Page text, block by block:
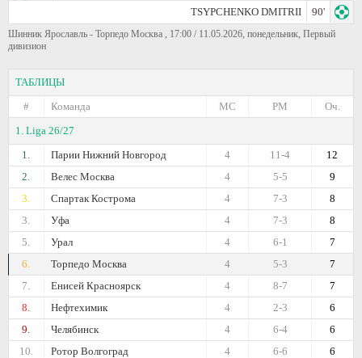
TSYPCHENKO DMITRII
90'
Шинник Ярославль - Торпедо Москва , 17:00 / 11.05.2026, понедельник, Первый
дивизион
ТАБЛИЦЫ
#
Команда Оч.
РМ
МС
1. Liga 26/27
1.
Парии Нижний Новгород 12
11-4
4
2.
Велес Москва 9
5-5
4
3.
Спартак Кострома 8
7-3
4
3.
Уфа 8
7-3
4
5.
Урал 7
6-1
4
6.
Торпедо Москва 7
5-3
4
7.
Енисей Красноярск 7
8-7
4
8.
Нефтехимик 6
2-3
4
9.
Челябинск 6
6-4
4
10.
Ротор Волгоград 6
6-6
4